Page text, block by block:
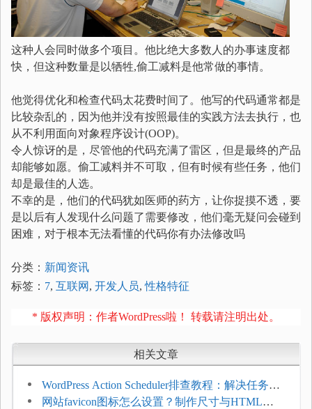
这种人会同时做多个项目。他比绝大多数人的办事速度都
快，但这种数量是以牺牲,偷工减料是他常做的事情。
他觉得优化和检查代码太花费时间了。他写的代码通常都是
比较杂乱的，因为他并没有按照最佳的实践方法去执行，也
从不利用面向对象程序设计(OOP)。
令人惊讶的是，尽管他的代码充满了雷区，但是最终的产品
却能够如愿。偷工减料并不可取，但有时候有些任务，他们
却是最佳的人选。
不幸的是，他们的代码犹如医师的药方，让你捉摸不透，要
是以后有人发现什么问题了需要修改，他们毫无疑问会碰到
困难，对于根本无法看懂的代码你有办法修改吗
分类： 新闻资讯
标签： 7, 互联网 , 开发人员,性格特征
* 版权声明：作者WordPress啦！ 转载请注明出处。
相关文章
WordPress Action Scheduler排查教程：解决任务积
压和订单延迟
网站favicon图标怎么设置？制作尺寸与HTML添